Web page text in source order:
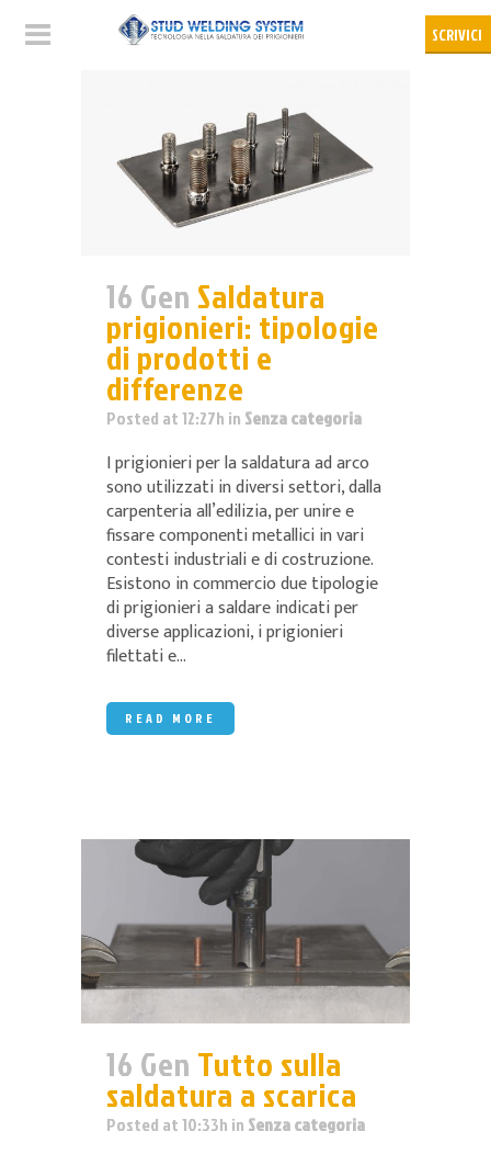
16 Gen Saldatura
prigionieri: tipologie
di prodotti e
differenze
Posted at 12:27h in Senza categoria
I prigionieri per la saldatura ad arco
sono utilizzati in diversi settori, dalla
carpenteria all’edilizia, per unire e
fissare componenti metallici in vari
contesti industriali e di costruzione.
Esistono in commercio due tipologie
di prigionieri a saldare indicati per
diverse applicazioni, i prigionieri
filettati e...
READ MORE
16 Gen Tutto sulla
saldatura a scarica
Posted at 10:33h in Senza categoria